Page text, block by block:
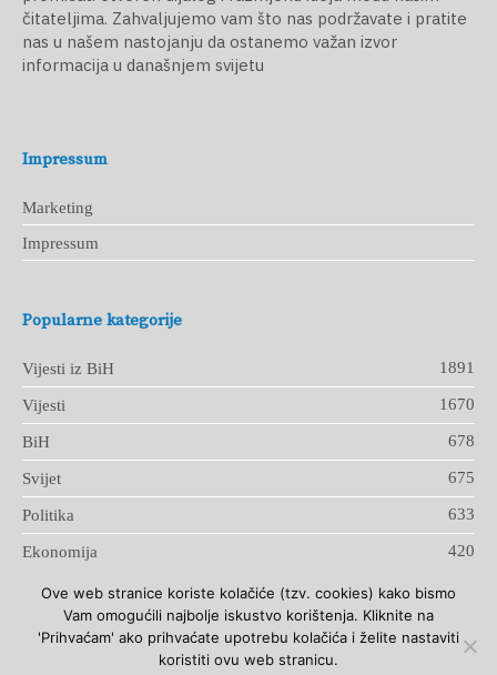
čitateljima. Zahvaljujemo vam što nas podržavate i pratite
nas u našem nastojanju da ostanemo važan izvor
informacija u današnjem svijetu
Impressum
Marketing
Impressum
Popularne kategorije
Vijesti iz BiH 1891
Vijesti 1670
BiH 678
Svijet 675
Politika 633
Ekonomija 420
Design & development: MM Marketing, Schweiz
Ove web stranice koriste kolačiće (tzv. cookies) kako bismo
Vam omogućili najbolje iskustvo korištenja. Kliknite na
'Prihvaćam' ako prihvaćate upotrebu kolačića i želite nastaviti
koristiti ovu web stranicu.